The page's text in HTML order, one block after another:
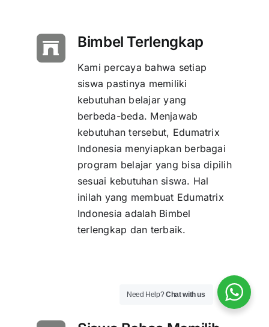
Bimbel Terlengkap
Kami percaya bahwa setiap
siswa pastinya memiliki
kebutuhan belajar yang
berbeda-beda. Menjawab
kebutuhan tersebut, Edumatrix
Indonesia menyiapkan berbagai
program belajar yang bisa dipilih
sesuai kebutuhan siswa. Hal
inilah yang membuat Edumatrix
Indonesia adalah Bimbel
terlengkap dan terbaik.
Need Help?Chat with us